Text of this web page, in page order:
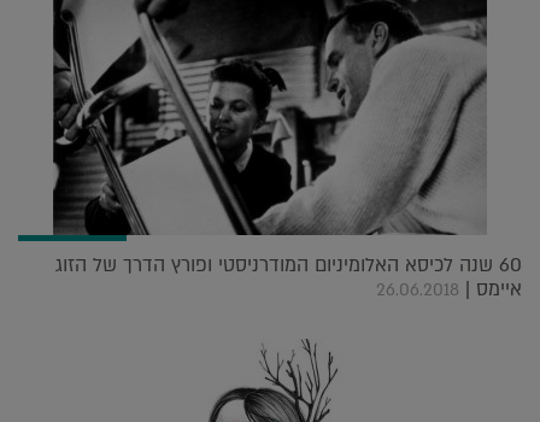
60 שנה לכיסא האלומיניום המודרניסטי ופורץ הדרך של הזוג
איימס | 26.06.2018